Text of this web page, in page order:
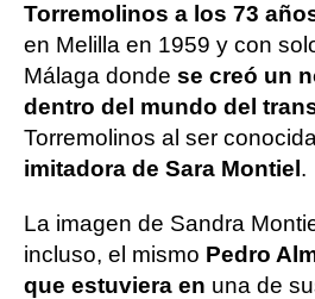
Torremolinos a los 73
en Melilla en 1959 y con
Málaga donde se creó un
dentro del mundo del
Torremolinos al ser
imitadora de Sara Montiel .
La imagen de Sandra
incluso, el mismo Pedro
que estuviera en una de